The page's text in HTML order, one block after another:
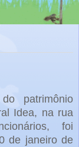
patrimônio
Idea, na rua
foi
de janeiro de